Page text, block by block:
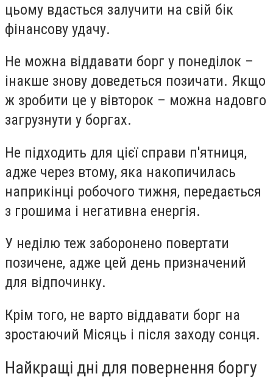
цьому вдасться залучити на свій бік
фінансову удачу.
Не можна віддавати борг у понеділок –
інакше знову доведеться позичати. Якщо
ж зробити це у вівторок – можна надовго
загрузнути у боргах.
Не підходить для цієї справи п'ятниця,
адже через втому, яка накопичилась
наприкінці робочого тижня, передається
з грошима і негативна енергія.
У неділю теж заборонено повертати
позичене, адже цей день призначений
для відпочинку.
Крім того, не варто віддавати борг на
зростаючий Місяць і після заходу сонця.
Найкращі дні для повернення боргу